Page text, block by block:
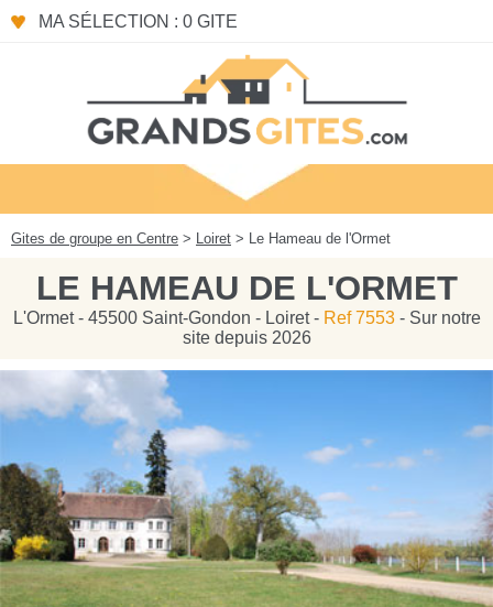
MA SÉLECTION : 0 GITE
Gites de groupe en Centre > Loiret > Le Hameau de l'Ormet
LE HAMEAU DE L'ORMET
L'Ormet - 45500 Saint-Gondon - Loiret - Ref 7553- Sur notre
site depuis 2026
Panneau de gestion des cookies